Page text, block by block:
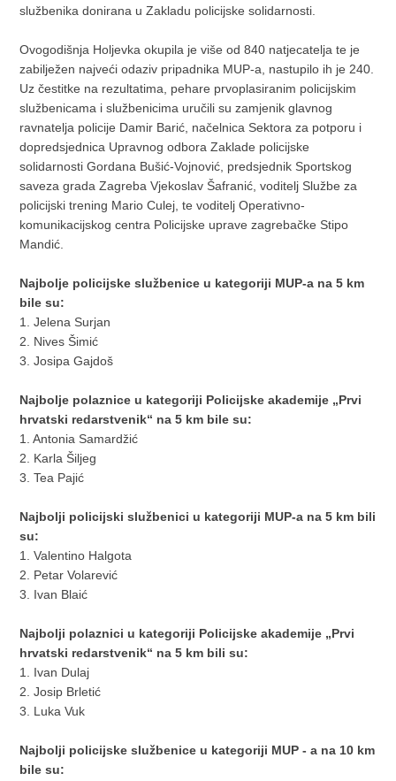
službenika donirana u Zakladu policijske solidarnosti.
Ovogodišnja Holjevka okupila je više od 840 natjecatelja te je
zabilježen najveći odaziv pripadnika MUP-a, nastupilo ih je 240.
Uz čestitke na rezultatima, pehare prvoplasiranim policijskim
službenicama i službenicima uručili su zamjenik glavnog
ravnatelja policije Damir Barić, načelnica Sektora za potporu i
dopredsjednica Upravnog odbora Zaklade policijske
solidarnosti Gordana Bušić-Vojnović, predsjednik Sportskog
saveza grada Zagreba Vjekoslav Šafranić, voditelj Službe za
policijski trening Mario Culej, te voditelj Operativno-
komunikacijskog centra Policijske uprave zagrebačke Stipo
Mandić.
Najbolje policijske službenice u kategoriji MUP-a na 5 km
bile su:
1. Jelena Surjan
2. Nives Šimić
3. Josipa Gajdoš
Najbolje polaznice u kategoriji Policijske akademije „Prvi
hrvatski redarstvenik“ na 5 km bile su:
1. Antonia Samardžić
2. Karla Šiljeg
3. Tea Pajić
Najbolji policijski službenici u kategoriji MUP-a na 5 km bili
su:
1. Valentino Halgota
2. Petar Volarević
3. Ivan Blaić
Najbolji polaznici u kategoriji Policijske akademije „Prvi
hrvatski redarstvenik“ na 5 km bili su:
1. Ivan Dulaj
2. Josip Brletić
3. Luka Vuk
Najbolji policijske službenice u kategoriji MUP - a na 10 km
bile su: